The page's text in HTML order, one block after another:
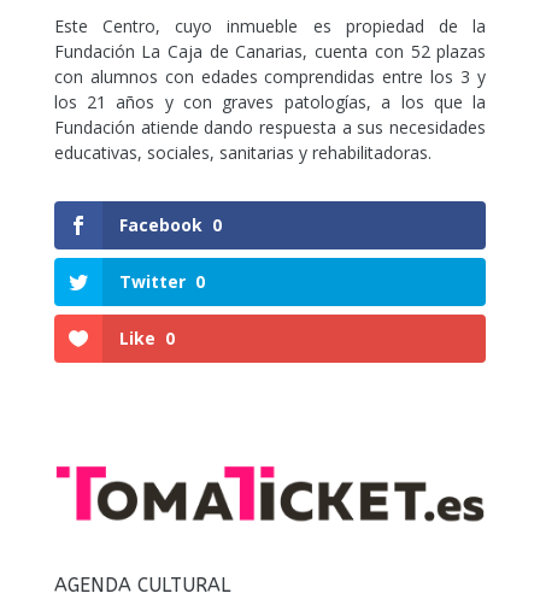
Este Centro, cuyo inmueble es propiedad de la
Fundación La Caja de Canarias, cuenta con 52 plazas
con alumnos con edades comprendidas entre los 3 y
los 21 años y con graves patologías, a los que la
Fundación atiende dando respuesta a sus necesidades
educativas, sociales, sanitarias y rehabilitadoras.
Facebook 0
Twitter 0
Like 0
AGENDA CULTURAL